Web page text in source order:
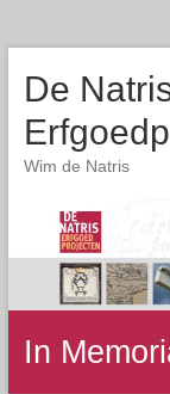
De
Wim de Natris
In